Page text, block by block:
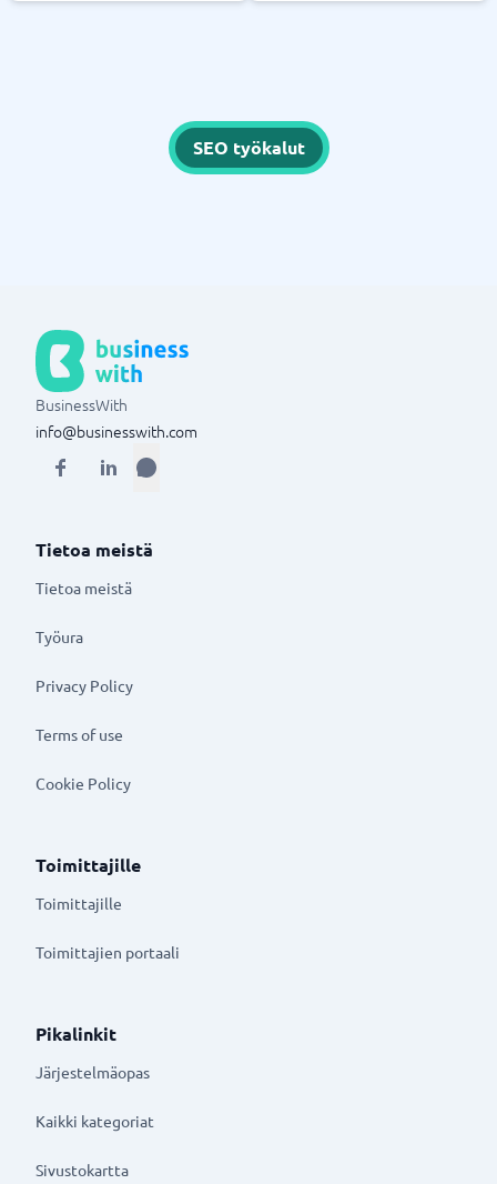
SEO työkalut
BusinessWith
info@businesswith.com
Tietoa meistä
Tietoa meistä
Työura
Privacy Policy
Terms of use
Cookie Policy
Toimittajille
Toimittajille
Toimittajien portaali
Pikalinkit
Järjestelmäopas
Kaikki kategoriat
Sivustokartta